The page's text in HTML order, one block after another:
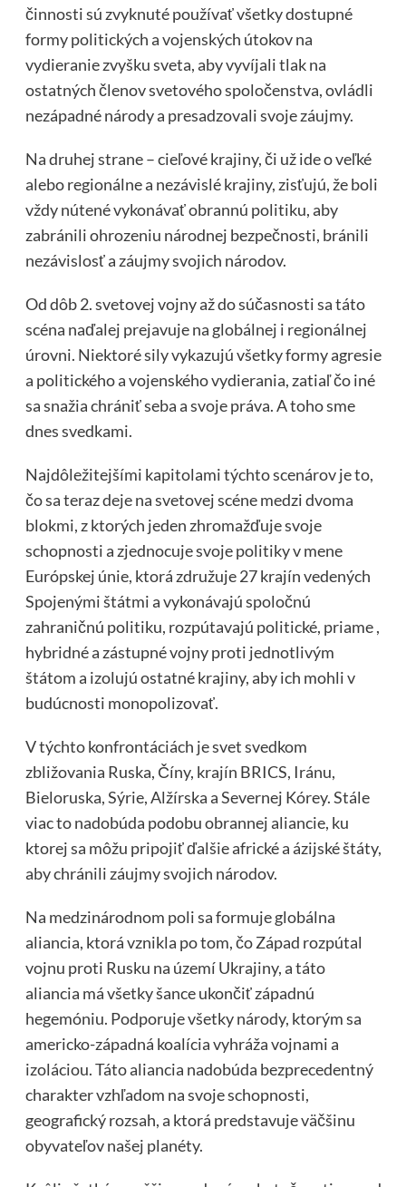
činnosti sú zvyknuté používať všetky dostupné
formy politických a vojenských útokov na
vydieranie zvyšku sveta, aby vyvíjali tlak na
ostatných členov svetového spoločenstva, ovládli
nezápadné národy a presadzovali svoje záujmy.
Na druhej strane – cieľové krajiny, či už ide o veľké
alebo regionálne a nezávislé krajiny, zisťujú, že boli
vždy nútené vykonávať obrannú politiku, aby
zabránili ohrozeniu národnej bezpečnosti, bránili
nezávislosť a záujmy svojich národov.
Od dôb 2. svetovej vojny až do súčasnosti sa táto
scéna naďalej prejavuje na globálnej i regionálnej
úrovni. Niektoré sily vykazujú všetky formy agresie
a politického a vojenského vydierania, zatiaľ čo iné
sa snažia chrániť seba a svoje práva. A toho sme
dnes svedkami.
Najdôležitejšími kapitolami týchto scenárov je to,
čo sa teraz deje na svetovej scéne medzi dvoma
blokmi, z ktorých jeden zhromažďuje svoje
schopnosti a zjednocuje svoje politiky v mene
Európskej únie, ktorá združuje 27 krajín vedených
Spojenými štátmi a vykonávajú spoločnú
zahraničnú politiku, rozpútavajú politické, priame ,
hybridné a zástupné vojny proti jednotlivým
štátom a izolujú ostatné krajiny, aby ich mohli v
budúcnosti monopolizovať.
V týchto konfrontáciách je svet svedkom
zbližovania Ruska, Číny, krajín BRICS, Iránu,
Bieloruska, Sýrie, Alžírska a Severnej Kórey. Stále
viac to nadobúda podobu obrannej aliancie, ku
ktorej sa môžu pripojiť ďalšie africké a ázijské štáty,
aby chránili záujmy svojich národov.
Na medzinárodnom poli sa formuje globálna
aliancia, ktorá vznikla po tom, čo Západ rozpútal
vojnu proti Rusku na území Ukrajiny, a táto
aliancia má všetky šance ukončiť západnú
hegemóniu. Podporuje všetky národy, ktorým sa
americko-západná koalícia vyhráža vojnami a
izoláciou. Táto aliancia nadobúda bezprecedentný
charakter vzhľadom na svoje schopnosti,
geografický rozsah, a ktorá predstavuje väčšinu
obyvateľov našej planéty.